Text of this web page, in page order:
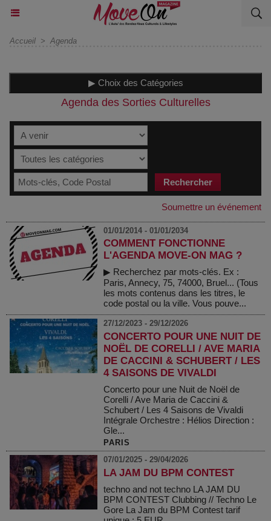
Accueil > Agenda
▶ Choix des Catégories
Agenda des Sorties Culturelles
Soumettre un événement
01/01/2014 - 01/01/2034
COMMENT FONCTIONNE
L'AGENDA MOVE-ON MAG ?
▶ Recherchez par mots-clés. Ex :
Paris, Annecy, 75, 74000, Bruel... (Tous
les mots contenus dans les titres, le
code postal ou la ville. Vous pouve...
27/12/2023 - 29/12/2026
CONCERTO POUR UNE NUIT DE
NOËL DE CORELLI / AVE MARIA
DE CACCINI & SCHUBERT / LES
4 SAISONS DE VIVALDI
Concerto pour une Nuit de Noël de
Corelli / Ave Maria de Caccini &
Schubert / Les 4 Saisons de Vivaldi
Intégrale Orchestre : Hélios Direction :
Gle...
PARIS
07/01/2025 - 29/04/2026
LA JAM DU BPM CONTEST
techno and not techno LA JAM DU
BPM CONTEST Clubbing // Techno Le
Gore La Jam du BPM Contest tarif